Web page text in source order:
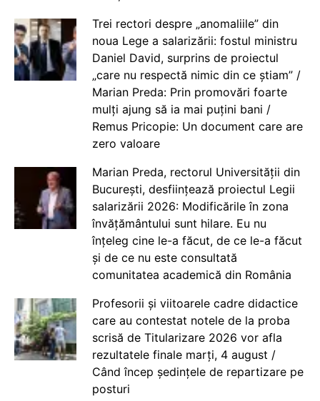
Trei rectori despre „anomaliile” din
noua Lege a salarizării: fostul ministru
Daniel David, surprins de proiectul
„care nu respectă nimic din ce știam” /
Marian Preda: Prin promovări foarte
mulți ajung să ia mai puțini bani /
Remus Pricopie: Un document care are
zero valoare
Marian Preda, rectorul Universității din
București, desființează proiectul Legii
salarizării 2026: Modificările în zona
învățământului sunt hilare. Eu nu
înțeleg cine le-a făcut, de ce le-a făcut
și de ce nu este consultată
comunitatea academică din România
Profesorii și viitoarele cadre didactice
care au contestat notele de la proba
scrisă de Titularizare 2026 vor afla
rezultatele finale marți, 4 august /
Când încep ședințele de repartizare pe
posturi